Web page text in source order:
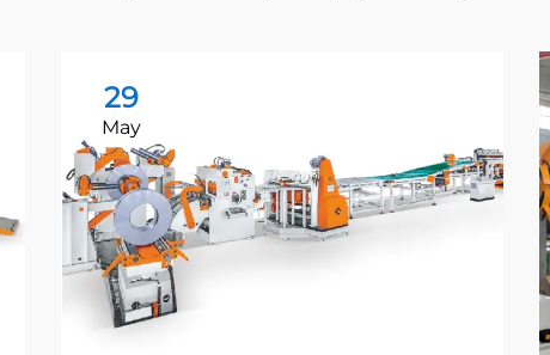
29
May